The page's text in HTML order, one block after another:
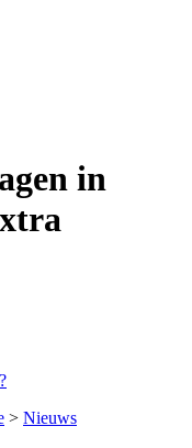
in
> Nieuws